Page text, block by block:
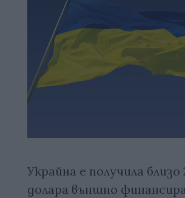
Украйна е получила близо
долара външно